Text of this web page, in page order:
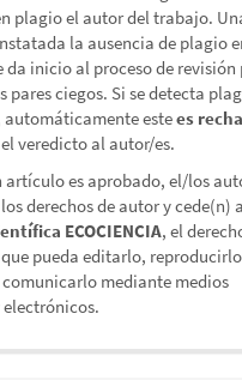
plagio el autor del trabajo.
la ausencia de plagio
da inicio al proceso de revisión
pares ciegos. Si se detecta
estees
veredicto al autor/es.
artículo es aprobado, el/los
derechos de autor y cede(n)
ECOCIENCIA, el
pueda editarlo,
mediante medios
electrónicos.